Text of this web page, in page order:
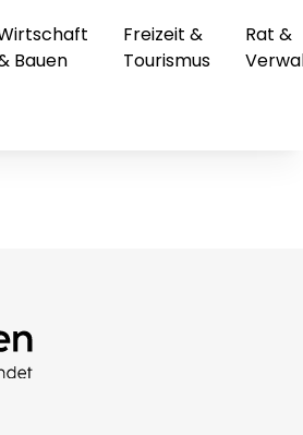
Bauen
Freizeit &
Tourismus
Rat &